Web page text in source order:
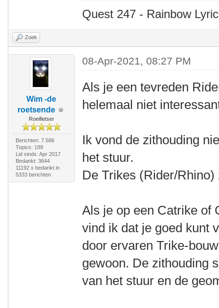
Quest 247 - Rainbow
Zoek
Wim -de
roetsende
Roeifietser
Berichten: 7.586
Topics: 189
Lid sinds: Apr 2017
Bedankt: 3644
11192 x bedankt in
5333 berichten
08-Apr-2021, 08:27 PM
Als je een tevreden
helemaal niet
Ik vond de zithouding
het stuur.
De Trikes (Rider/
Als je op een Catrike of
vind ik dat je goed kunt
door ervaren Trike-
gewoon. De zithouding
van het stuur en de